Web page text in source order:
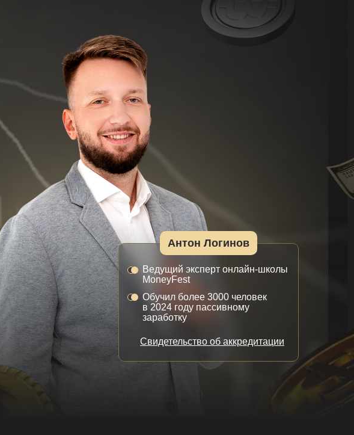
Антон Логинов
Ведущий эксперт онлайн-школы
MoneyFest
Обучил более 3000 человек
в 2024 году пассивному
заработку
Свидетельство об аккредитации